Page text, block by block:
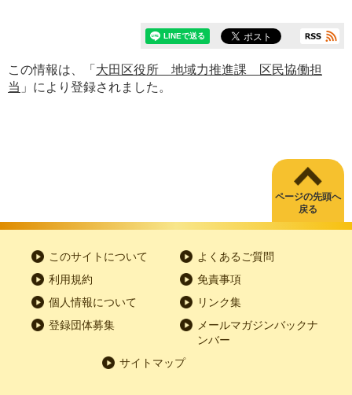
この情報は、「 大田区役所 地域力推進課 区民協働担
当 」により登録されました。
ページの先頭へ
戻る
このサイトについて
よくあるご質問
利用規約
免責事項
個人情報について
リンク集
登録団体募集
メールマガジンバックナ
ンバー
サイトマップ